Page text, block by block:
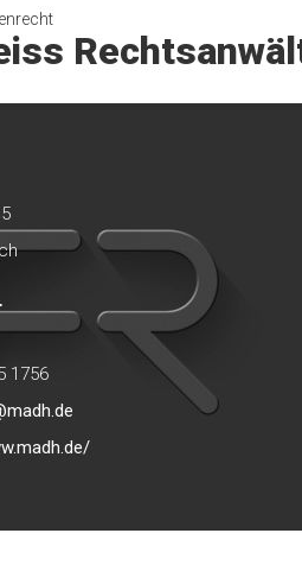
1756